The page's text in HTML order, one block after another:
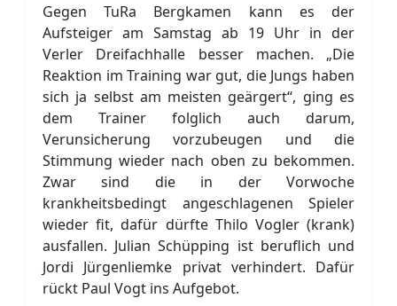
Gegen TuRa Bergkamen kann es der
Aufsteiger am Samstag ab 19 Uhr in der
Verler Dreifachhalle besser machen. „Die
Reaktion im Training war gut, die Jungs haben
sich ja selbst am meisten geärgert“, ging es
dem Trainer folglich auch darum,
Verunsicherung vorzubeugen und die
Stimmung wieder nach oben zu bekommen.
Zwar sind die in der Vorwoche
krankheitsbedingt angeschlagenen Spieler
wieder fit, dafür dürfte Thilo Vogler (krank)
ausfallen. Julian Schüpping ist beruflich und
Jordi Jürgenliemke privat verhindert. Dafür
rückt Paul Vogt ins Aufgebot.